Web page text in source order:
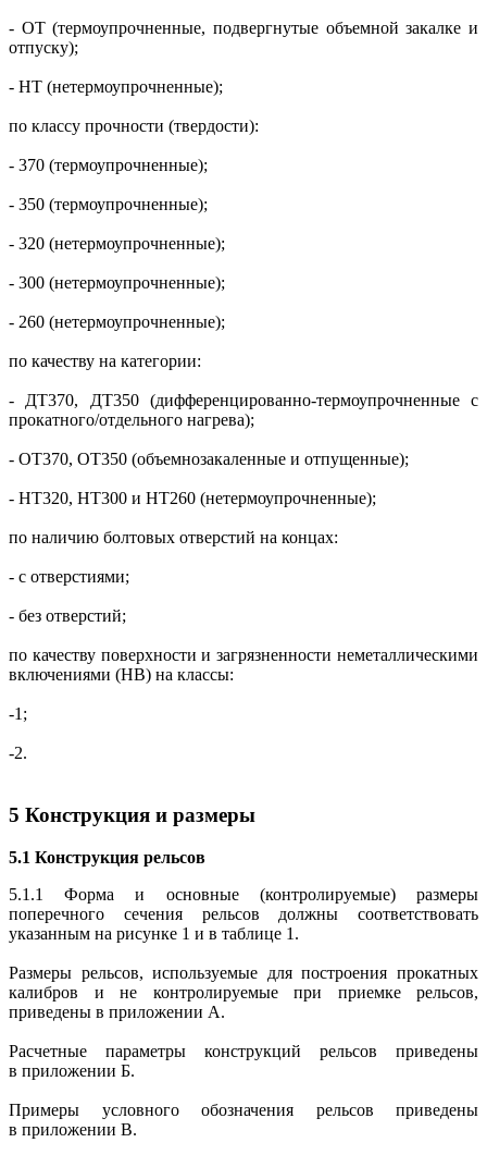
- ОТ (термоупрочненные, подвергнутые объемной закалке и
отпуску);
- НТ (нетермоупрочненные);
по классу прочности (твердости):
- 370 (термоупрочненные);
- 350 (термоупрочненные);
- 320 (нетермоупрочненные);
- 300 (нетермоупрочненные);
- 260 (нетермоупрочненные);
по качеству на категории:
- ДТ370, ДТ350 (дифференцированно-термоупрочненные с
прокатного/отдельного нагрева);
- ОТ370, ОТ350 (объемнозакаленные и отпущенные);
- НТ320, НТ300 и НТ260 (нетермоупрочненные);
по наличию болтовых отверстий на концах:
- с отверстиями;
- без отверстий;
по качеству поверхности и загрязненности неметаллическими
включениями (НВ) на классы:
-1;
-2.
5 Конструкция и размеры
5.1 Конструкция рельсов
5.1.1 Форма и основные (контролируемые) размеры
поперечного сечения рельсов должны соответствовать
указанным на рисунке 1 и в таблице 1.
Размеры рельсов, используемые для построения прокатных
калибров и не контролируемые при приемке рельсов,
приведены в приложении А.
Расчетные параметры конструкций рельсов приведены
в приложении Б.
Примеры условного обозначения рельсов приведены
в приложении В.